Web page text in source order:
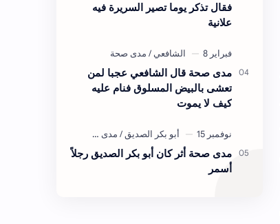
فقال تذكر يوما تصير السريرة فيه
علانية
مدى صحة قال الشافعي عجبا لمن
تعشى بالبيض المسلوق فنام عليه
كيف لا يموت
مدى صحة أثر كان أبو بكر الصديق رجلاً
أسمر